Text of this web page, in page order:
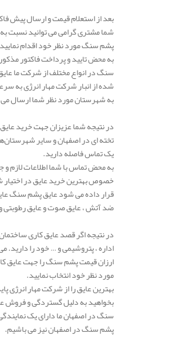
بعد از استعلام قیمت و ارسال پیش
شما مشتری گرامی می توانید نسبت
پشم سنگ مورد نظر خود اقدام
به محض تایید و پرداخت فاکتور
سنگ در انواع مختلف از شرکت ما
شده از انبار شرکت مهار انرژی به
به شهرستان مورد نظر شما ارسال
در نتیجه شما عزیزان جهت خرید
تخته ای در اصفهان و سایر
یک تماس فاصله دارید.
به محض تماس با شما اطلاعات لازم و
خصوص بهترین خرید عایق در اختیار
قرار داده می شود عایق پشم سنگ
ضد آتش ، عایق صوت و عایق رطوبتی
در نتیجه اگر قصد عایق کاری ساختمان
اداره ، پتروشیمی و … خود را دارید.
ارزان قیمت پشم سنگ را جهت عایق
مورد نظر خود انتخاب نمایید.
بهترین عایق را از شرکت مهار انرژی
بخواهید به دلیل گستردگی و فروش
سنگ در اصفهان ما دارای یک
پشم سنگ در اصفهان نیز می باشیم.